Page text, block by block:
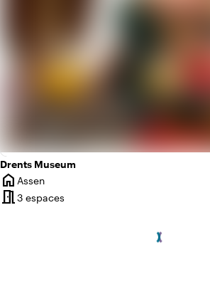
Drents Museum
home
Ville
Assen
meeting_room3 espaces